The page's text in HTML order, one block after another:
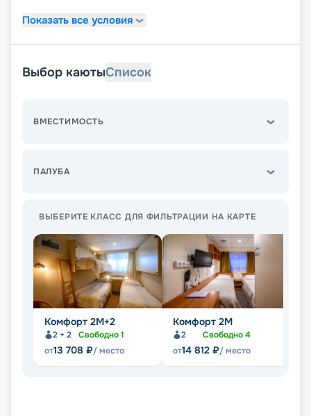
Показать все условия
Выбор каютыСписок
ВМЕСТИМОСТЬ
ПАЛУБА
ВЫБЕРИТЕ КЛАСС ДЛЯ ФИЛЬТРАЦИИ НА КАРТЕ
Комфорт 2M+2
2 + 2 Свободно1
от13 708 ₽/ место
Комфорт 2M
2 Свободно4
от14 812 ₽/ место